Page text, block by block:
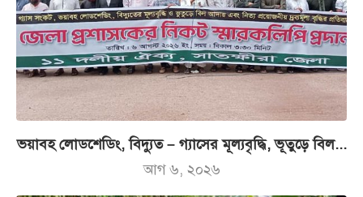
ভয়াবহ লোডশেডিং, বিদ্যুত – গ্যাসের মূল্যবৃদ্ধি, ভূতুড়ে বিল...
আগ ৬, ২০২৬